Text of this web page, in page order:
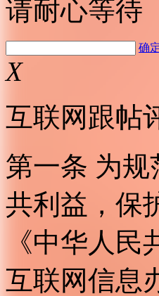
请耐心等待
确
X
互联网跟帖
第一条 为
共利益，保
《中华人
互联网信息